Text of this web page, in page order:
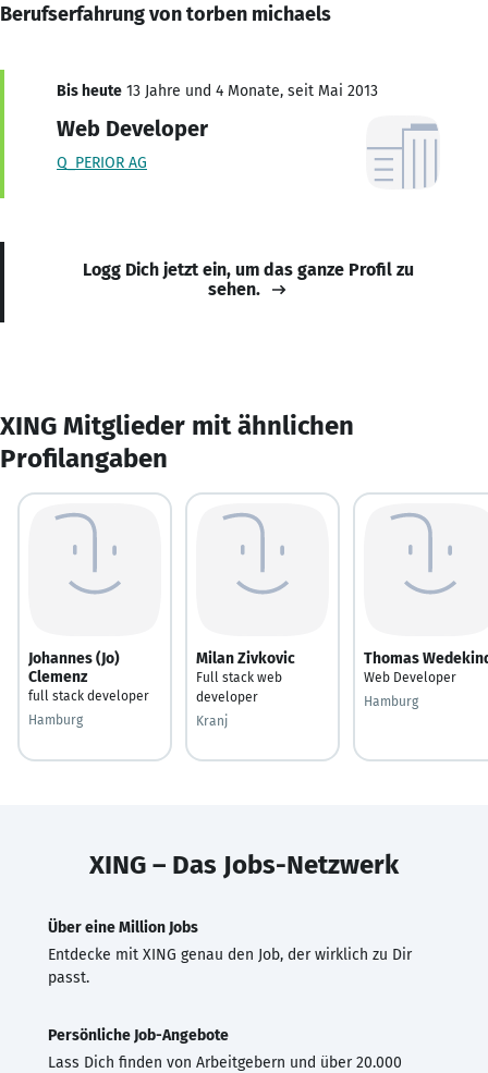
Berufserfahrung von torben michaels
Bis heute 13 Jahre und 4 Monate, seit Mai 2013
Web Developer
Q_PERIOR AG
Logg Dich jetzt ein, um das ganze Profil zu
sehen.
XING Mitglieder mit ähnlichen
Profilangaben
Johannes (Jo)
Clemenz
full stack developer
Hamburg
Milan Zivkovic
Full stack web
developer
Kranj
Thomas
Web Developer
Hamburg
XING – Das Jobs-Netzwerk
Über eine Million Jobs
Entdecke mit XING genau den Job, der wirklich zu Dir
passt.
Persönliche Job-Angebote
Lass Dich finden von Arbeitgebern und über 20.000